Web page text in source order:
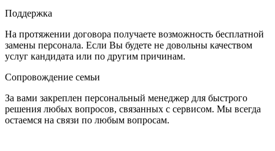
Поддержка
На протяжении договора получаете возможность бесплатной
замены персонала. Если Вы будете не довольны качеством
услуг кандидата или по другим причинам.
Сопровождение семьи
За вами закреплен персональный менеджер для быстрого
решения любых вопросов, связанных с сервисом. Мы всегда
остаемся на связи по любым вопросам.